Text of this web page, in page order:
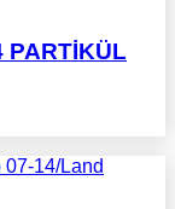
PARTİKÜL